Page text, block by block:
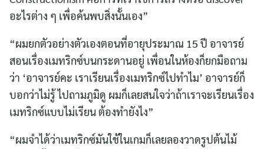
Search
for:
อะไรต่าง ๆ เพื่อค้นพบสิ่งนั้นเอง”
“ผมยกตัวอย่างตัวเองตอนที่อายุประมาณ 15 ปี อาจารย์
สอนเรื่องเมทริกซ์บนกระดานอยู่ เพื่อนในห้องก็ยกมือถาม
ว่า ‘อาจารย์คะ เราเรียนเรื่องเมทริกซ์ไปทำไม’ อาจารย์ก็
บอกว่าไม่รู้ ไปถามภูมิดู ผมก็เลยสนใจว่าถ้าเราจะเรียนเรื่อง
เมทริกซ์แบบไม่เรียน ต้องทำยังไง”
“ผมจำได้ว่าเมทริกซ์มันใช้ในเกมก็เลยลองวาดรูปต้นไม้